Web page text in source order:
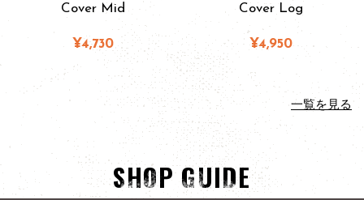
Cover Mid
¥4,730
Cover Log
¥4,950
一覧を見る
SHOP GUIDE